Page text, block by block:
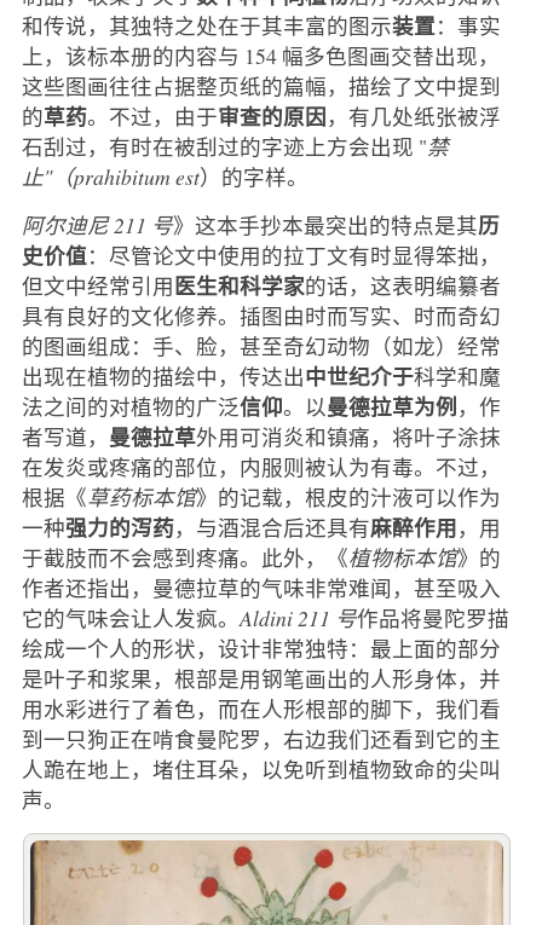
和传说，其独特之处在于其丰富的图示装置：事实
上，该标本册的内容与 154 幅多色图画交替出现，
这些图画往往占据整页纸的篇幅，描绘了文中提到
的草药。不过，由于审查的原因，有几处纸张被浮
石刮过，有时在被刮过的字迹上方会出现 "禁
止"（prahibitum est）的字样。
阿尔迪尼 211 号》这本手抄本最突出的特点是其历
史价值：尽管论文中使用的拉丁文有时显得笨拙，
但文中经常引用医生和科学家的话，这表明编纂者
具有良好的文化修养。插图由时而写实、时而奇幻
的图画组成：手、脸，甚至奇幻动物（如龙）经常
出现在植物的描绘中，传达出中世纪介于科学和魔
法之间的对植物的广泛信仰。以曼德拉草为例，作
者写道， 曼德拉草外用可消炎和镇痛，将叶子涂抹
在发炎或疼痛的部位，内服则被认为有毒。不过，
根据《草药标本馆》的记载，根皮的汁液可以作为
一种强力的泻药，与酒混合后还具有麻醉作用，用
于截肢而不会感到疼痛。此外，《植物标本馆》的
作者还指出，曼德拉草的气味非常难闻，甚至吸入
它的气味会让人发疯。 Aldini 211 号作品将曼陀罗描
绘成一个人的形状，设计非常独特：最上面的部分
是叶子和浆果，根部是用钢笔画出的人形身体，并
用水彩进行了着色，而在人形根部的脚下，我们看
到一只狗正在啃食曼陀罗，右边我们还看到它的主
人跪在地上，堵住耳朵，以免听到植物致命的尖叫
声。